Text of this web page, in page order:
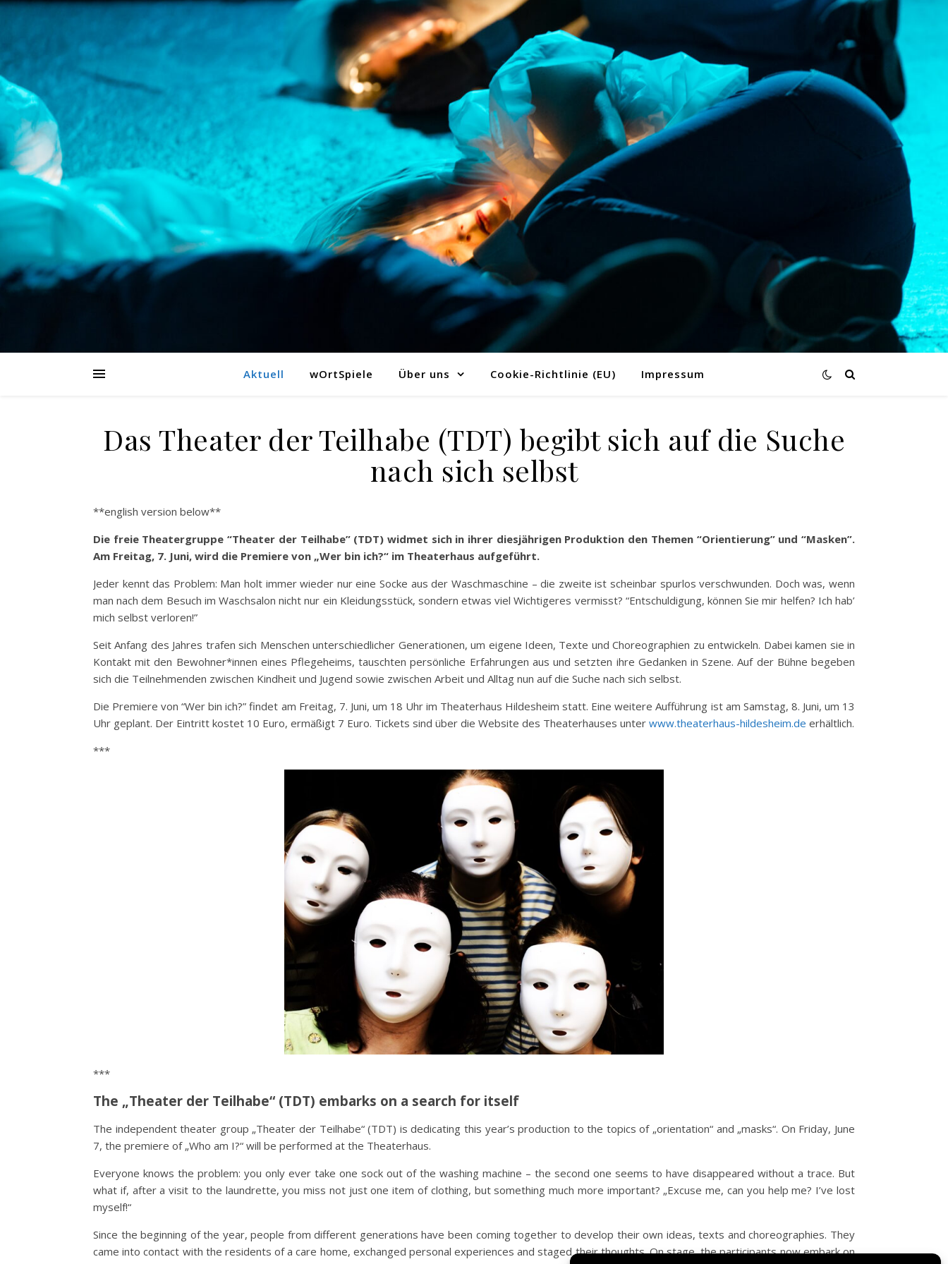
Aktuell wOrtSpiele Über uns Cookie-Richtlinie (EU) Impressum
Das Theater der Teilhabe (TDT) begibt sich auf die Suche
nach sich selbst
**english version below**
Die freie Theatergruppe “Theater der Teilhabe” (TDT) widmet sich in ihrer diesjährigen Produktion den Themen “Orientierung” und “Masken”.
Am Freitag, 7. Juni, wird die Premiere von „Wer bin ich?“ im Theaterhaus aufgeführt.
Jeder kennt das Problem: Man holt immer wieder nur eine Socke aus der Waschmaschine – die zweite ist scheinbar spurlos verschwunden. Doch was, wenn
man nach dem Besuch im Waschsalon nicht nur ein Kleidungsstück, sondern etwas viel Wichtigeres vermisst? “Entschuldigung, können Sie mir helfen? Ich hab’
mich selbst verloren!”
Seit Anfang des Jahres trafen sich Menschen unterschiedlicher Generationen, um eigene Ideen, Texte und Choreographien zu entwickeln. Dabei kamen sie in
Kontakt mit den Bewohner*innen eines Pflegeheims, tauschten persönliche Erfahrungen aus und setzten ihre Gedanken in Szene. Auf der Bühne begeben
sich die Teilnehmenden zwischen Kindheit und Jugend sowie zwischen Arbeit und Alltag nun auf die Suche nach sich selbst.
Die Premiere von “Wer bin ich?” findet am Freitag, 7. Juni, um 18 Uhr im Theaterhaus Hildesheim statt. Eine weitere Aufführung ist am Samstag, 8. Juni, um 13
Uhr geplant. Der Eintritt kostet 10 Euro, ermäßigt 7 Euro. Tickets sind über die Website des Theaterhauses unter www.theaterhaus-hildesheim.de erhältlich.
***
***
The „Theater der Teilhabe“ (TDT) embarks on a search for itself
The independent theater group „Theater der Teilhabe“ (TDT) is dedicating this year’s production to the topics of „orientation“ and „masks“. On Friday, June
7, the premiere of „Who am I?“ will be performed at the Theaterhaus.
Everyone knows the problem: you only ever take one sock out of the washing machine – the second one seems to have disappeared without a trace. But
what if, after a visit to the laundrette, you miss not just one item of clothing, but something much more important? „Excuse me, can you help me? I’ve lost
myself!“
Since the beginning of the year, people from different generations have been coming together to develop their own ideas, texts and choreographies. They
came into contact with the residents of a care home, exchanged personal experiences and staged their thoughts. On stage, the participants now embark on